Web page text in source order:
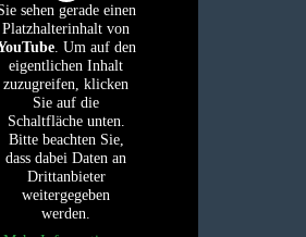
sehen gerade einen
Platzhalterinhalt von
. Um auf den
eigentlichen Inhalt
zuzugreifen, klicken
Sie auf die
Schaltfläche unten.
Bitte beachten Sie,
dass dabei Daten an
Drittanbieter
weitergegeben
werden.